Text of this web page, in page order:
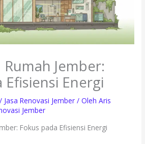
Rumah Jember:
Efisiensi Energi
/ Jasa Renovasi Jember / OlehAris
Jember
Fokus pada Efisiensi Energi